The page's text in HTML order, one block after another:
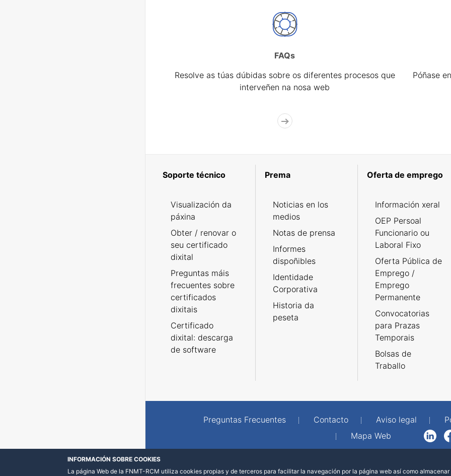
FAQs
Resolve as túas dúbidas sobre os diferentes procesos que
interveñen na nosa web
Póñase
Soporte técnico
Visualización da
páxina
Obter / renovar o
seu certificado
dixital
Preguntas máis
frecuentes sobre
certificados
dixitais
Certificado
dixital: descarga
de software
Prema
Noticias en los
medios
Notas de prensa
Informes
dispoñibles
Identidade
Corporativa
Historia da
peseta
Oferta de emprego
Información xeral
OEP Persoal
Funcionario ou
Laboral Fixo
Oferta Pública de
Emprego /
Emprego
Permanente
Convocatorias
para Prazas
Temporais
Bolsas de
Traballo
Preguntas Frecuentes Contacto Aviso legal
Mapa Web
LinkedInFacebook
INFORMACIÓN SOBRE COOKIES
La página Web de la FNMT-RCM utiliza cookies propias y de terceros para facilitar la navegación por la página web así como